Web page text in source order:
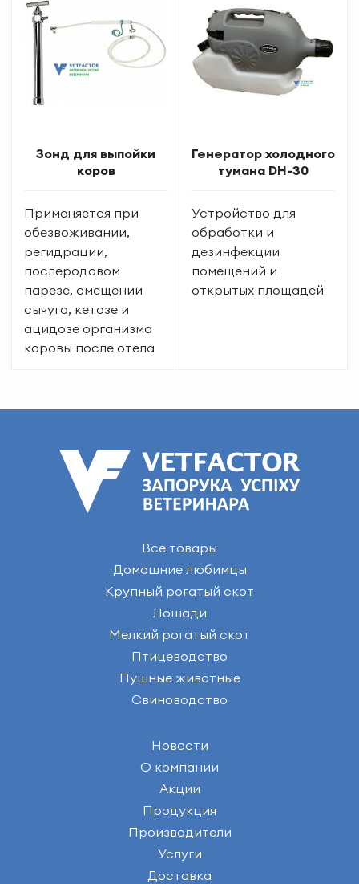
Зонд для выпойки
коров
Применяется при
обезвоживании,
регидрации,
послеродовом
парезе, смещении
сычуга, кетозе и
ацидозе организма
коровы после отела
Генератор холодного
тумана DH-30
Устройство для
обработки и
дезинфекции
помещений и
открытых площадей
Все товары
Домашние любимцы
Крупный рогатый скот
Лошади
Мелкий рогатый скот
Птицеводство
Пушные животные
Свиноводство
Новости
О компании
Акции
Продукция
Производители
Услуги
Доставка